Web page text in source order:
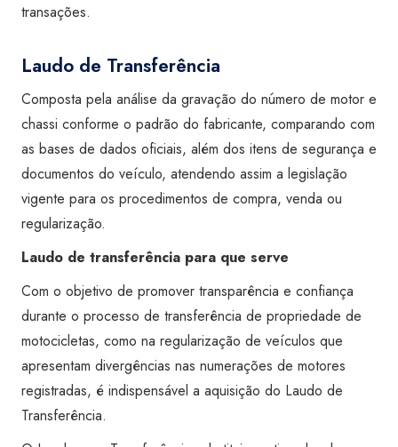
transações.
Laudo de Transferência
Composta pela análise da gravação do número de motor e
chassi conforme o padrão do fabricante, comparando com
as bases de dados oficiais, além dos itens de segurança e
documentos do veículo, atendendo assim a legislação
vigente para os procedimentos de compra, venda ou
regularização.
Laudo de transferência para que serve
Com o objetivo de promover transparência e confiança
durante o processo de transferência de propriedade de
motocicletas, como na regularização de veículos que
apresentam divergências nas numerações de motores
registradas, é indispensável a aquisição do Laudo de
Transferência.